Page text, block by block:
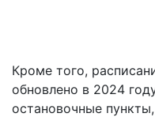
Кроме того,
обновлено в 2024
остановочные